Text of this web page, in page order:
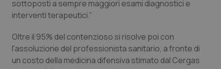
Veneto
Oncoematologia
Oncologia & Nutrizione
sottoposti a sempre maggiori esami diagnostici e
interventi terapeutici.”
Oltre il 95% del contenzioso si risolve poi con
l'assoluzione del professionista sanitario, a fronte di
un costo della medicina difensiva stimato dal Cergas